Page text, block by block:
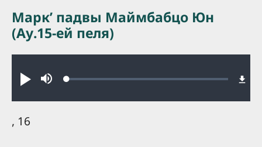
Play MuteLoaded:
Маркʼ падвы Маймбабцо Юн
(Ау.15-ей пеля)
, 16